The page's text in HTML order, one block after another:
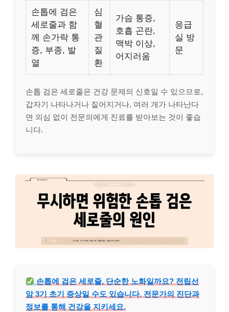
손톱에 검은
세로줄과 함
께 손가락 통
증, 부종, 발
열
심
혈
관
질
환
가슴 통증,
호흡 곤란,
맥박 이상,
어지러움
응급
실 방
문
손톱 검은 세로줄은 건강 문제의 신호일 수 있으므로,
갑자기 나타나거나 짙어지거나, 여러 개가 나타난다
면 의심 없이 전문의에게 진료를 받아보는 것이 좋습
니다.
손톱에 검은 세로줄, 단순한 노화일까요? 전립선
암 3기 초기 증상일 수도 있습니다. 전문가의 진단과
정보를 통해 건강을 지키세요.